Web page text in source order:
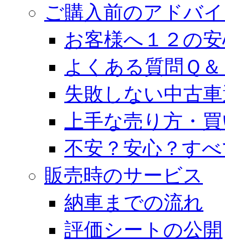
ご購入前のアドバ
お客様へ１２の
よくある質問Ｑ
失敗しない中古
上手な売り方・
不安？安心？す
販売時のサービス
納車までの流れ
評価シートの公開